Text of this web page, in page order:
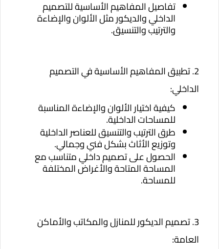
تفاصيل المفاهيم الأساسية للتصميم
الداخلي والديكور مثل الألوان والإضاءة
والترتيب والتنسيق.
2. تطبيق المفاهيم الأساسية في التصميم
الداخلي:
كيفية اختيار الألوان والإضاءة المناسبة
للمساحات الداخلية.
طرق الترتيب والتنسيق للعناصر الداخلية
وتوزيع الأثاث بشكل فني وجمالي.
الحصول على تصميم داخلي متناسب مع
المساحة المتاحة والأغراض المختلفة
للمساحة.
3. تصميم الديكور للمنازل والمكاتب والأماكن
العامة: